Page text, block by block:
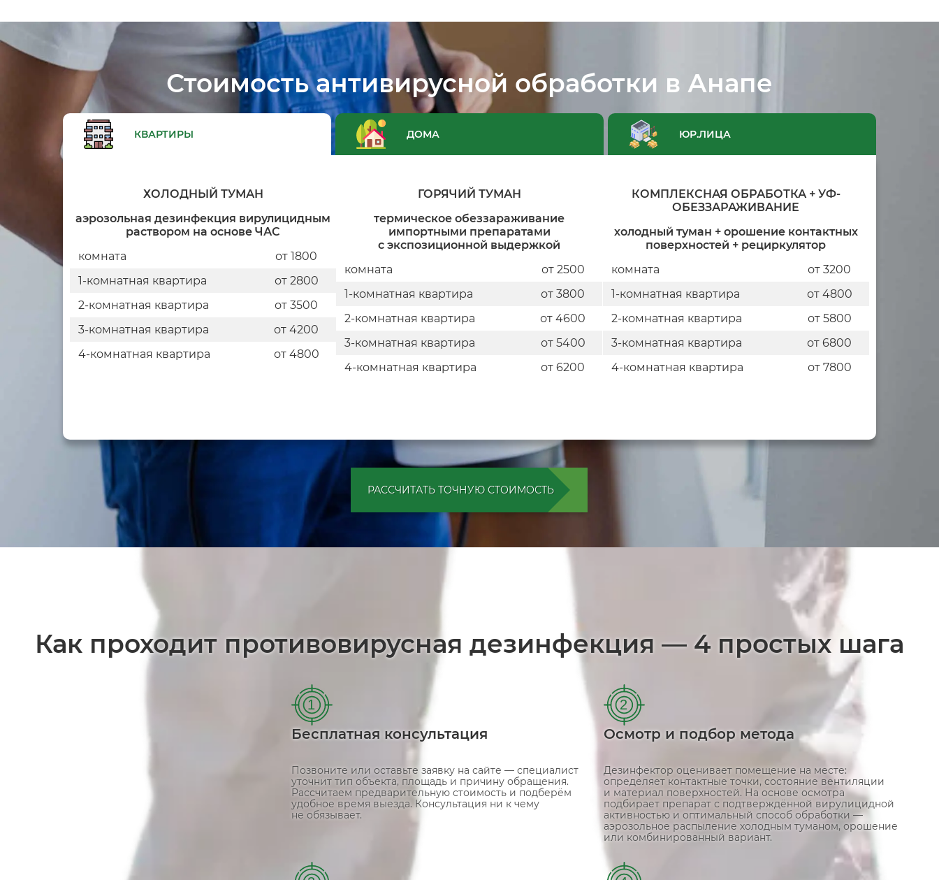
Стоимость антивирусной обработки в Анапе
КВАРТИРЫ ДОМА ЮР.ЛИЦА
ХОЛОДНЫЙ ТУМАН
аэрозольная дезинфекция вирулицидным
раствором на основе ЧАС
комната
от 1800
1-комнатная квартира
от 2800
2-комнатная квартира
от 3500
3-комнатная квартира
от 4200
4-комнатная квартира
от 4800
ГОРЯЧИЙ ТУМАН
термическое обеззараживание
импортными препаратами
с экспозиционной выдержкой
комната
от 2500
1-комнатная квартира
от 3800
2-комнатная квартира
от 4600
3-комнатная квартира
от 5400
4-комнатная квартира
от 6200
КОМПЛЕКСНАЯ ОБРАБОТКА + УФ-
ОБЕЗЗАРАЖИВАНИЕ
холодный туман + орошение контактных
поверхностей + рециркулятор
комната
от 3200
1-комнатная квартира
от 4800
2-комнатная квартира
от 5800
3-комнатная квартира
от 6800
4-комнатная квартира
от 7800
РАССЧИТАТЬ ТОЧНУЮ СТОИМОСТЬ
Как проходит противовирусная дезинфекция — 4 простых шага
1
Бесплатная консультация
Позвоните или оставьте заявку на сайте — специалист
уточнит тип объекта, площадь и причину обращения.
Рассчитаем предварительную стоимость и подберём
удобное время выезда. Консультация ни к чему
не обязывает.
2
Осмотр и подбор метода
Дезинфектор оценивает помещение на месте:
определяет контактные точки, состояние вентиляции
и материал поверхностей. На основе осмотра
подбирает препарат с подтверждённой вирулицидной
активностью и оптимальный способ обработки —
аэрозольное распыление холодным туманом, орошение
или комбинированный вариант.